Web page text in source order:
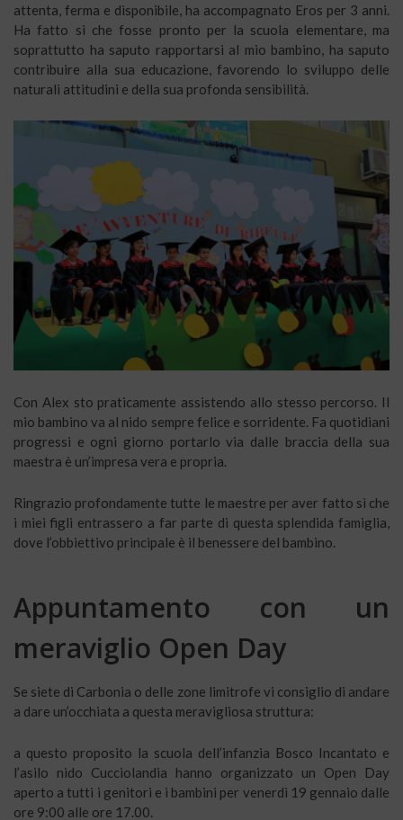
attenta, ferma e disponibile, ha accompagnato Eros per 3 anni.
Ha fatto sì che fosse pronto per la scuola elementare, ma
soprattutto ha saputo rapportarsi al mio bambino, ha saputo
contribuire alla sua educazione, favorendo lo sviluppo delle
naturali attitudini e della sua profonda sensibilità.
Con Alex sto praticamente assistendo allo stesso percorso. Il
mio bambino va al nido sempre felice e sorridente. Fa quotidiani
progressi e ogni giorno portarlo via dalle braccia della sua
maestra è un’impresa vera e propria.
Ringrazio profondamente tutte le maestre per aver fatto sì che
i miei figli entrassero a far parte di questa splendida famiglia,
dove l’obbiettivo principale è il benessere del bambino.
Appuntamento con un
meraviglio Open Day
Se siete di Carbonia o delle zone limitrofe vi consiglio di andare
a dare un’occhiata a questa meravigliosa struttura:
a questo proposito la scuola dell’infanzia Bosco Incantato e
l’asilo nido Cucciolandia hanno organizzato un Open Day
aperto a tutti i genitori e i bambini per venerdì 19 gennaio dalle
ore 9:00 alle ore 17.00.